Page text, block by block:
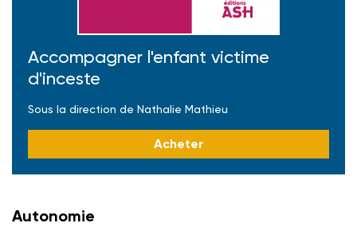
Accompagner l'enfant victime
d'inceste
Sous la direction de Nathalie Mathieu
Acheter
Autonomie